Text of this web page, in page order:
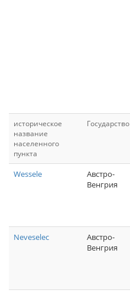
историческое
название
населенного
пункта
Государство
Wessele
Австро-
Венгрия
Neveselec
Австро-
Венгрия